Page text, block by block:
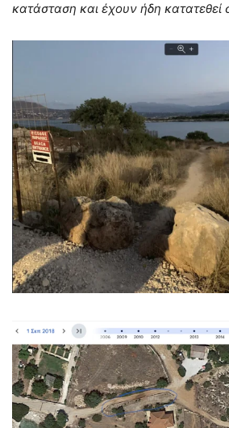
κατάσταση και έχουν ήδη κατατεθεί